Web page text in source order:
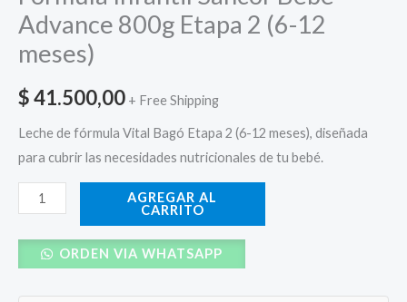
Advance 800g Etapa 2 (6-12
meses)
$41.500,00 + Free Shipping
Leche de fórmula Vital Bagó Etapa 2 (6-12 meses), diseñada
para cubrir las necesidades nutricionales de tu bebé.
AGREGAR AL
CARRITO
ORDEN VIA WHATSAPP